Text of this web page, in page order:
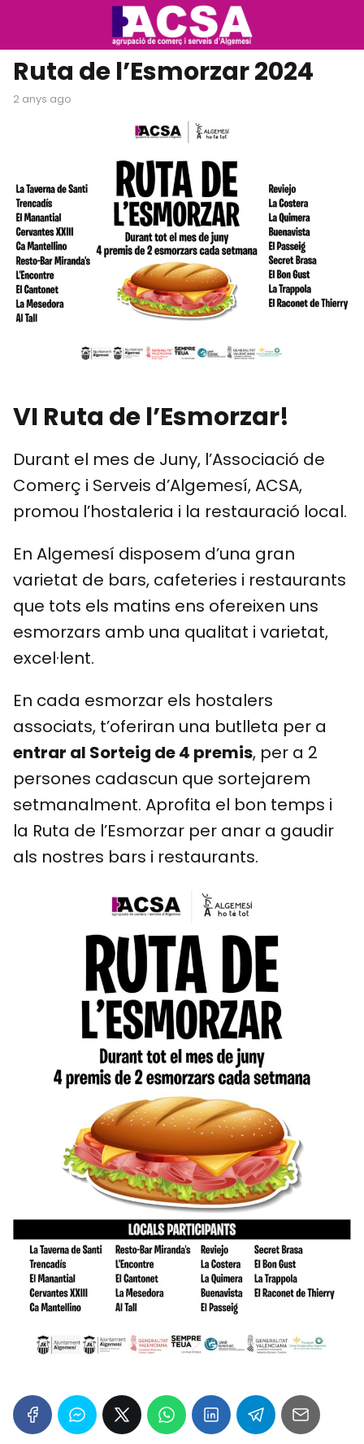
Ruta de l’Esmorzar 2024
2 anys ago
VI Ruta de l’Esmorzar!
Durant el mes de Juny, l’Associació de
Comerç i Serveis d’Algemesí, ACSA,
promou l’hostaleria i la restauració local.
En Algemesí disposem d’una gran
varietat de bars, cafeteries i restaurants
que tots els matins ens ofereixen uns
esmorzars amb una qualitat i varietat,
excel·lent.
En cada esmorzar els hostalers
associats, t’oferiran una butlleta per a
entrar al Sorteig de 4 premis, per a 2
persones cadascun que sortejarem
setmanalment. Aprofita el bon temps i
la Ruta de l’Esmorzar per anar a gaudir
als nostres bars i restaurants.